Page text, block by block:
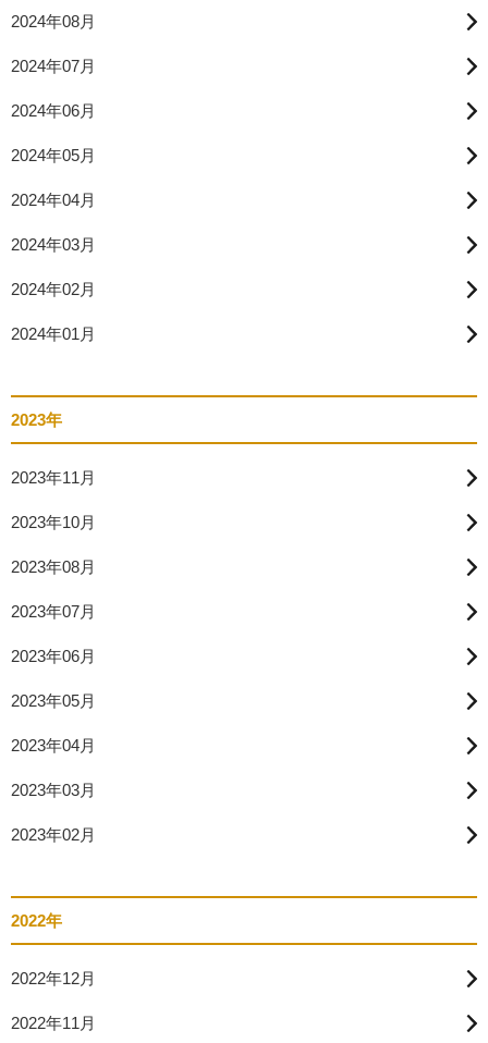
2024年08月
2024年07月
2024年06月
2024年05月
2024年04月
2024年03月
2024年02月
2024年01月
2023年
2023年11月
2023年10月
2023年08月
2023年07月
2023年06月
2023年05月
2023年04月
2023年03月
2023年02月
2022年
2022年12月
2022年11月